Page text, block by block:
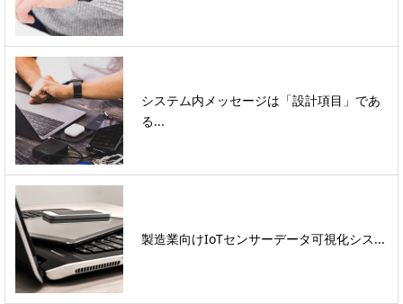
システム内メッセージは「設計項目」であ
る...
製造業向けIoTセンサーデータ可視化シス...